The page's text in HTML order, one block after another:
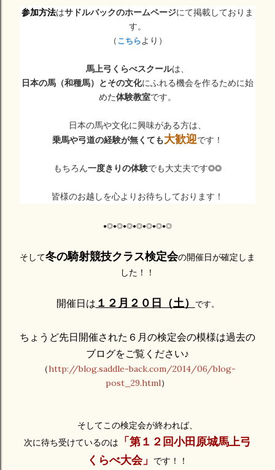
参加方法はサドルバックのホームページにて掲載しておりま
す。
（ こちら より）
馬上弓くらべスクールは、
日本の馬（和種馬）とその文化にふれる機会を作るために始
めた体験教室です。
日本の馬や文化に興味がある方は、
乗馬や弓道の経験が無くても大歓迎です！
もちろん一度きりの体験でも大丈夫です◎◎
皆様のお越しを心よりお待ちしております！
●◎●◎●◎●◎●◎●◎●◎
そして冬の騎射競技クラス検定会の開催日が確定しま
した！！
開催日は １２月２０日（土） です。
ちょうど先日開催された６月の検定会の模様は過去の
ブログをご覧ください♪
（http://blog.saddle-back.com/2014/06/blog-
post_29.html）
そしてこの検定会が終われば、
次に待ち受けているのは
「第１２回小田原城馬上弓
くらべ大会」
です！！